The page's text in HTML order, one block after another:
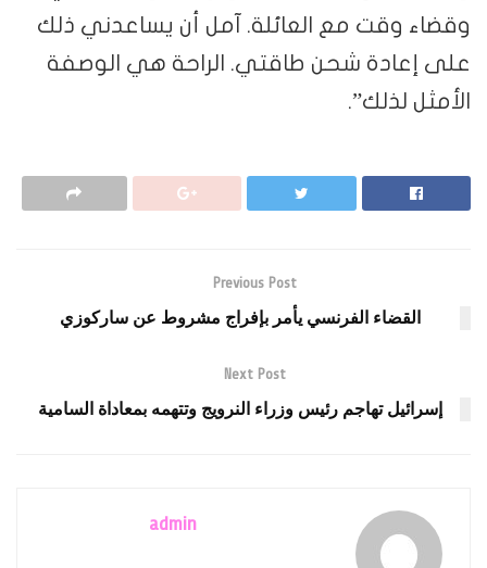
وقضاء وقت مع العائلة. آمل أن يساعدني ذلك
على إعادة شحن طاقتي. الراحة هي الوصفة
الأمثل لذلك”.
Previous Post
القضاء الفرنسي يأمر بإفراج مشروط عن ساركوزي
Next Post
إسرائيل تهاجم رئيس وزراء النرويج وتتهمه بمعاداة السامية
admin